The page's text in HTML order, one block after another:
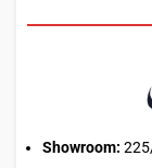
Showroom: